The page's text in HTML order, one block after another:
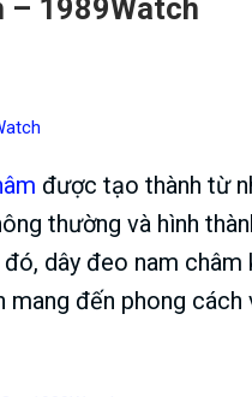
– 1989Watch
được tạo thành từ
thường và hình
dây đeo nam
đến phong cách